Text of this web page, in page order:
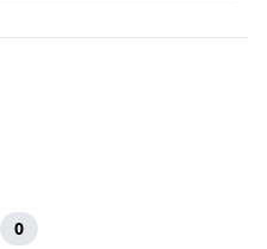
0